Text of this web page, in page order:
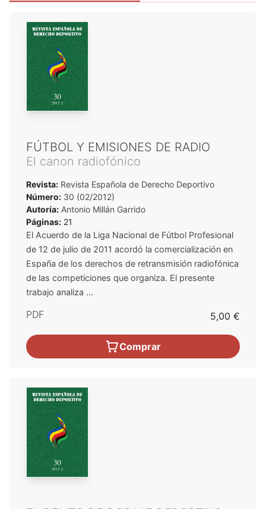
FÚTBOL Y EMISIONES DE RADIO
El canon radiofónico
Revista: Revista Española de Derecho Deportivo
Número: 30 (02/2012)
Autoría: Antonio Millán Garrido
Páginas: 21
El Acuerdo de la Liga Nacional de Fútbol Profesional
de 12 de julio de 2011 acordó la comercialización en
España de los derechos de retransmisión radiofónica
de las competiciones que organiza. El presente
trabajo analiza ...
PDF 5,00 €
Comprar